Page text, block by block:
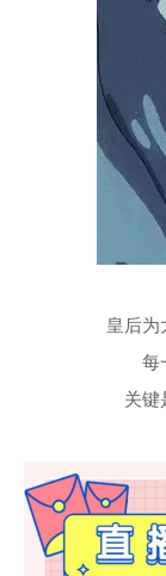
皇后为
每
关键